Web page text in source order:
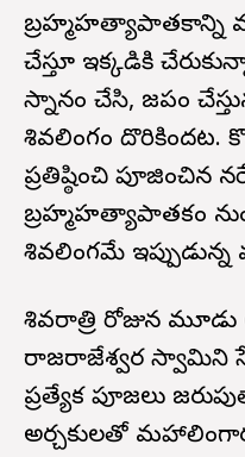
బ్రహ్మహత్యాపాతకాన్ని
చేస్తూ ఇక్కడికి
స్నానం చేసి, జపం
శివలింగం దొరికిందట.
ప్రతిష్ఠించి పూజించిన
బ్రహ్మహత్యాపాతకం
శివలింగమే
శివరాత్రి రోజున మూడు
రాజరాజేశ్వర స్వామిని
ప్రత్యేక పూజలు
అర్చకులతో